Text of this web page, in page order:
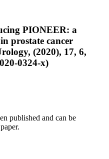
PIONEER: a
prostate cancer
(2020), 17, 6,
0324-x)
published and can be